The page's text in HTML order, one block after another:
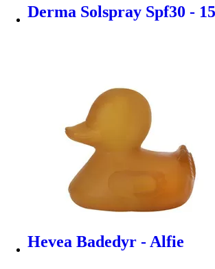
Derma Solspray Spf30 -
Hevea Badedyr - Alfie